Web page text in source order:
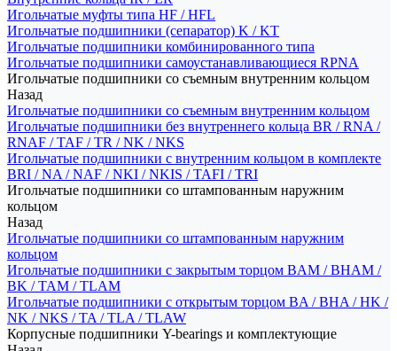
Игольчатые муфты типа HF / HFL
Игольчатые подшипники (сепаратор) K / KT
Игольчатые подшипники комбинированного типа
Игольчатые подшипники самоустанавливающиеся RPNA
Игольчатые подшипники со съемным внутренним кольцом
Назад
Игольчатые подшипники со съемным внутренним кольцом
Игольчатые подшипники без внутреннего кольца BR / RNA /
RNAF / TAF / TR / NK / NKS
Игольчатые подшипники с внутренним кольцом в комплекте
BRI / NA / NAF / NKI / NKIS / TAFI / TRI
Игольчатые подшипники со штампованным наружним
кольцом
Назад
Игольчатые подшипники со штампованным наружним
кольцом
Игольчатые подшипники с закрытым торцом BAM / BHAM /
BK / TAM / TLAM
Игольчатые подшипники с открытым торцом BA / BHA / HK /
NK / NKS / TA / TLA / TLAW
Корпусные подшипники Y-bearings и комплектующие